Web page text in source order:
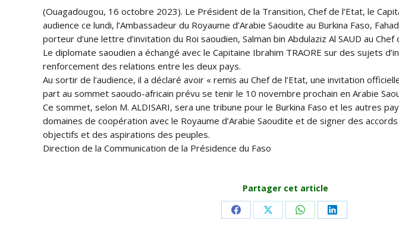
(Ouagadougou, 16 octobre 2023). Le Président de la Transition, Chef de l’Etat, le
audience ce lundi, l’Ambassadeur du Royaume d’Arabie Saoudite au Burkina Faso,
porteur d’une lettre d’invitation du Roi saoudien, Salman bin Abdulaziz Al SAUD au Chef
Le diplomate saoudien a échangé avec le Capitaine Ibrahim TRAORE sur des sujets
renforcement des relations entre les deux pays.
Au sortir de l’audience, il a déclaré avoir « remis au Chef de l’Etat, une invitation
part au sommet saoudo-africain prévu se tenir le 10 novembre prochain en Arabie
Ce sommet, selon M. ALDISARI, sera une tribune pour le Burkina Faso et les autres
domaines de coopération avec le Royaume d’Arabie Saoudite et de signer des
objectifs et des aspirations des peuples.
Direction de la Communication de la Présidence du Faso
Partager cet article
Share Share Share Share